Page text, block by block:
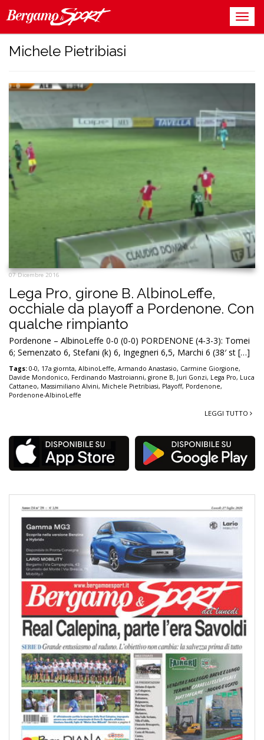
Michele Pietribiasi
07 Dicembre 2016
Lega Pro, girone B. AlbinoLeffe,
occhiale da playoff a Pordenone. Con
qualche rimpianto
Pordenone – AlbinoLeffe 0-0 (0-0) PORDENONE (4-3-3): Tomei
6; Semenzato 6, Stefani (k) 6, Ingegneri 6,5, Marchi 6 (38′ st […]
Tags: 0-0, 17a giornta, AlbinoLeffe, Armando Anastasio, Carmine Giorgione,
Davide Mondonico, Ferdinando Mastroianni, girone B, Juri Gonzi, Lega Pro, Luca
Cattaneo, Massimiliano Alvini, Michele Pietribiasi, Playoff, Pordenone,
Pordenone-AlbinoLeffe
LEGGI TUTTO